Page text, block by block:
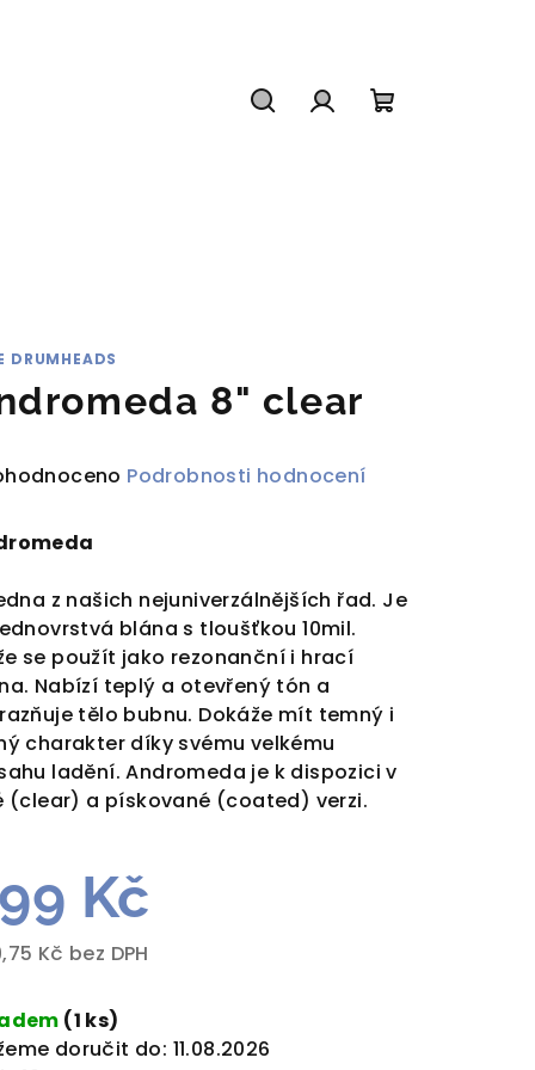
DRUMHEADS
8" clear
Podrobnosti hodnocení
z našich nejuniverzálnějších řad. Je
blána s tloušťkou 10mil.
se použít jako rezonanční i hrací
Nabízí teplý a otevřený tón a
tělo bubnu. Dokáže mít temný i
charakter díky svému velkému
ladění. Andromeda je k dispozici v
(clear) a pískované (coated) verzi.
Kč
Kč bez DPH
(1 ks)
doručit do: 11.08.2026